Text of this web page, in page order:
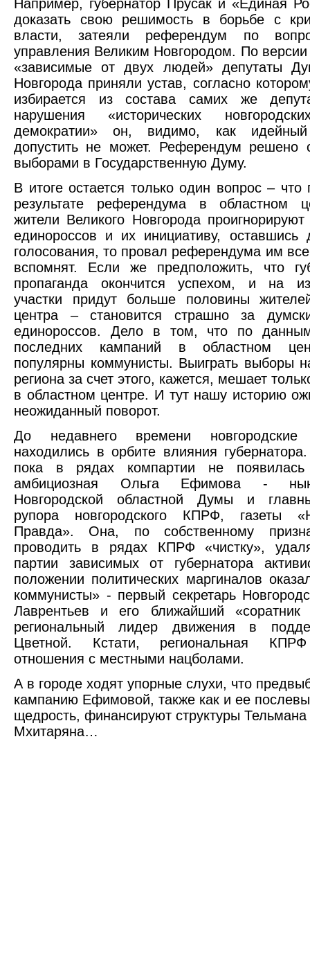
Например, губернатор Прусак и «Единая
доказать свою решимость в борьбе с
власти, затеяли референдум по
управления Великим Новгородом. По версии
«зависимые от двух людей» депутаты
Новгорода приняли устав, согласно
избирается из состава самих же
нарушения «исторических
демократии» он, видимо, как идейный
допустить не может. Референдум решено
выборами в Государственную Думу.
В итоге остается только один вопрос – что
результате референдума в областном
жители Великого Новгорода проигнорируют
единороссов и их инициативу,
голосования, то провал референдума им
вспомнят. Если же предположить, что
пропаганда окончится успехом, и на
участки придут больше половины
центра – становится страшно за
единороссов. Дело в том, что по данным
последних кампаний в областном
популярны коммунисты. Выиграть выборы
региона за счет этого, кажется, мешает
в областном центре. И тут нашу историю
неожиданный поворот.
До недавнего времени новгородские
находились в орбите влияния
пока в рядах компартии не
амбициозная Ольга Ефимова -
Новгородской областной Думы и
рупора новгородского КПРФ, газеты
Правда». Она, по собственному
проводить в рядах КПРФ «чистку»,
партии зависимых от губернатора
положении политических маргиналов
коммунисты» - первый секретарь
Лаврентьев и его ближайший «соратник
региональный лидер движения в
Цветной. Кстати, региональная
отношения с местными нацболами.
А в городе ходят упорные слухи, что
кампанию Ефимовой, также как и ее
щедрость, финансируют структуры Тельмана
Мхитаряна…